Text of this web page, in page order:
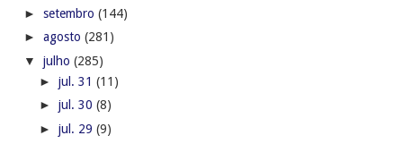
► setembro (144)
► agosto (281)
▼ julho (285)
► jul. 31 (11)
► jul. 30 (8)
► jul. 29 (9)